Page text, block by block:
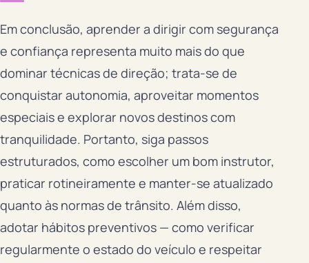
Em conclusão, aprender a dirigir com segurança
e confiança representa muito mais do que
dominar técnicas de direção; trata-se de
conquistar autonomia, aproveitar momentos
especiais e explorar novos destinos com
tranquilidade. Portanto, siga passos
estruturados, como escolher um bom instrutor,
praticar rotineiramente e manter-se atualizado
quanto às normas de trânsito. Além disso,
adotar hábitos preventivos — como verificar
regularmente o estado do veículo e respeitar